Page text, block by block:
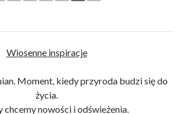
Wiosenne inspiracje
Moment, kiedy przyroda budzi się do
życia.
chcemy nowości i odświeżenia.